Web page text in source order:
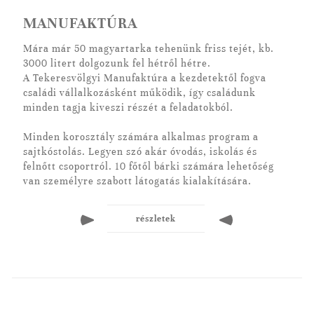
A hozzánk ellátogatók meg is szállhatnak nálunk,
MANUFAKTÚRA
Mára már 50 magyartarka tehenünk friss tejét, kb.
3000 litert dolgozunk fel hétről hétre.
A Tekeresvölgyi Manufaktúra a kezdetektől fogva
családi vállalkozásként működik, így családunk
minden tagja kiveszi részét a feladatokból.
Minden korosztály számára alkalmas program a
sajtkóstolás. Legyen szó akár óvodás, iskolás és
felnőtt csoportról. 10 főtől bárki számára lehetőség
van személyre szabott látogatás kialakítására.
részletek